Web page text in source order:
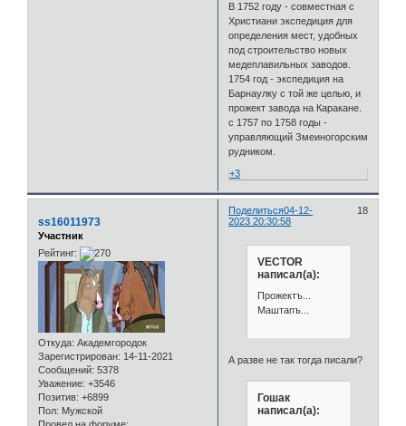
В 1752 году - совместная с
Христиани экспедиция для
определения мест, удобных
под строительство новых
медеплавильных заводов.
1754 год - экспедиция на
Барнаулку с той же целью, и
прожект завода на Каракане.
с 1757 по 1758 годы -
управляющий Змеиногорским
рудником.
+3
Поделиться 18
04-12-
2023 20:30:58
ss16011973
Участник
Рейтинг:
Откуда: Академгородок
Зарегистрирован: 14-11-2021
Сообщений: 5378
Уважение: +3546
Позитив: +6899
Пол: Мужской
VECTOR
написал(а):
Прожектъ...
Маштапъ...
А разве не так тогда писали?
Гошак
написал(а):